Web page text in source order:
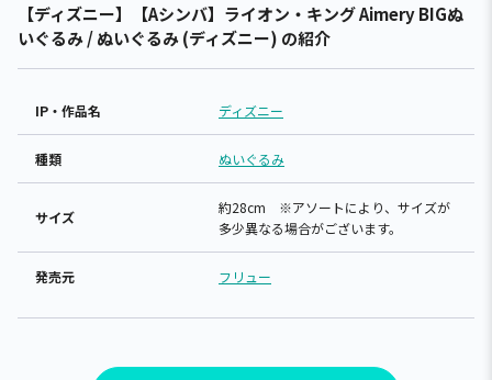
【ディズニー】【Aシンバ】ライオン・キング Aimery BIGぬ
いぐるみ / ぬいぐるみ (ディズニー) の紹介
IP・作品名 ディズニー
種類 ぬいぐるみ
サイズ
約28cm ※アソートにより、サイズが
多少異なる場合がございます。
発売元 フリュー